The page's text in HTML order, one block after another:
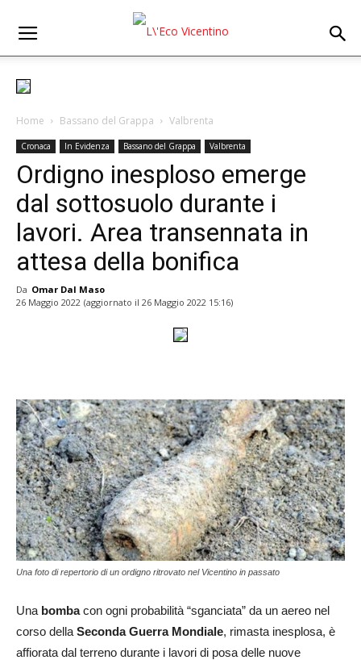
Home Bassano del Grappa Valbrenta
Cronaca In Evidenza Bassano del Grappa Valbrenta
Ordigno inesploso emerge
dal sottosuolo durante i
lavori. Area transennata in
attesa della bonifica
Da Omar Dal Maso
26 Maggio 2022 (aggiornato il 26 Maggio 2022 15:16)
Una foto di repertorio di un ordigno ritrovato nel Vicentino in passato
Una bombacon ogni probabilità “sganciata” da un aereo nel
corso della Seconda Guerra Mondiale, rimasta inesplosa, è
affiorata dal terreno durante i lavori di posa delle nuove